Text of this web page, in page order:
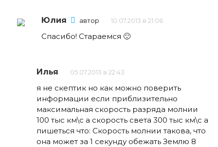
Юлия автор 10.07.2013 в 21:06
Спасибо! Стараемся 🙂
Илья 05.07.2013 в 22:43
я не скептик но как можно поверить
информации если приблизительно
максимальная скорость разряда молнии
100 тыс км\с а скорость света 300 тыс км\с а
пишеться что: Скорость молнии такова, что
она может за 1 секунду обежать Землю 8